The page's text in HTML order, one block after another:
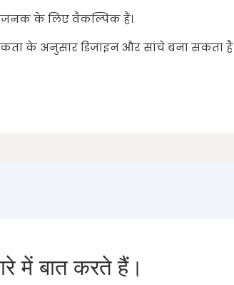
के लिए वैकल्पिक हैं।
के अनुसार डिज़ाइन और सांचे बना सकता है
में बात करते हैं।